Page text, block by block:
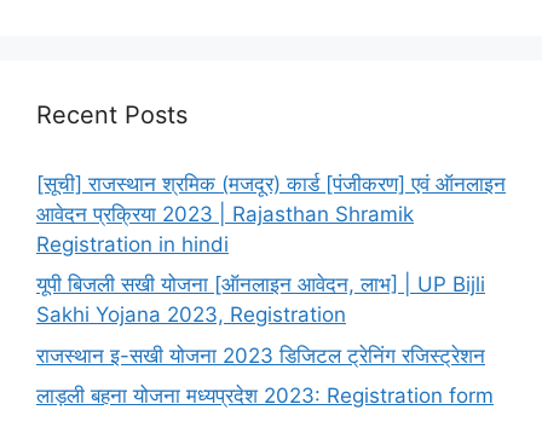
Recent Posts
[सूची] राजस्थान श्रमिक (मजदूर) कार्ड [पंजीकरण] एवं ऑनलाइन
आवेदन प्रक्रिया 2023 | Rajasthan Shramik
Registration in hindi
यूपी बिजली सखी योजना [ऑनलाइन आवेदन, लाभ] | UP Bijli
Sakhi Yojana 2023, Registration
राजस्थान इ-सखी योजना 2023 डिजिटल ट्रेनिंग रजिस्ट्रेशन
लाड़ली बहना योजना मध्यप्रदेश 2023: Registration form